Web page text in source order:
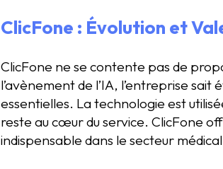
ClicFone : Évolution et
ClicFone ne se contente pas de
l’avènement de l’IA, l’entreprise
essentielles. La technologie est
reste au cœur du service. ClicFone
indispensable dans le secteur